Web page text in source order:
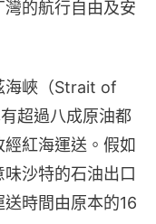
超過八成原油都
紅海運送。假如
沙特的石油出口
時間由原本的16